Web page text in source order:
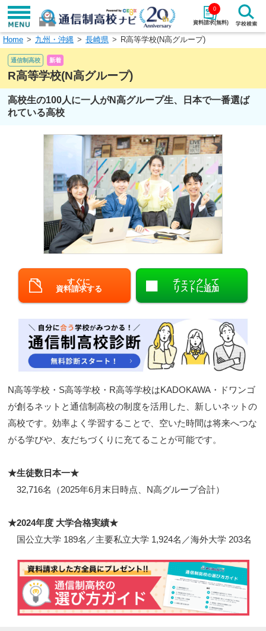
資料請求(無料)
0
学校名で探す
エリアから探す 特徴から探す
北海道・東北
北陸・甲信越
中国
九州・沖縄
閉じる
Home 九州・沖縄 長崎県 R高等学校(N高グループ)
通信制高校 新着
R高等学校(N高グループ)
高校生の100人に一人がN高グループ生、日本で一番選ば
れている高校
すぐに
資料請求する
チェックして
リストに追加
N高等学校・S高等学校・R高等学校はKADOKAWA・ドワンゴ
が創るネットと通信制高校の制度を活用した、新しいネットの
高校です。効率よく学習することで、空いた時間は将来へつな
がる学びや、友だちづくりに充てることが可能です。
★生徒数日本一★
32,716名（2025年6月末日時点、N高グループ合計）
★2024年度 大学合格実績★
国公立大学 189名／主要私立大学 1,924名／海外大学 203名